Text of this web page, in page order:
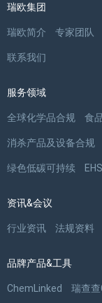
瑞欧集团
瑞欧简介 专家团队
联系我们
服务领域
全球化学品合规 食
消杀产品及设备合规
绿色低碳可持续
资讯&会议
行业资讯 法规资料
品牌产品&工具
ChemLinked 瑞查